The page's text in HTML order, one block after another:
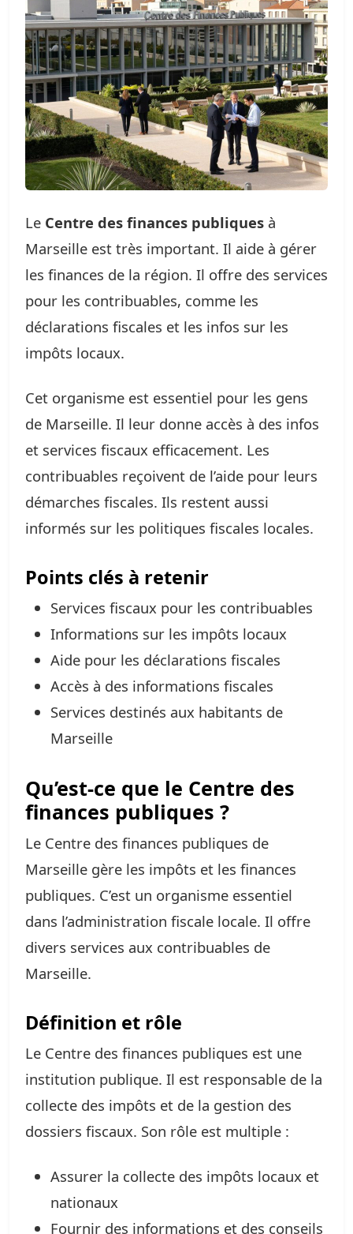
Le Centre des finances publiques à
Marseille est très important. Il aide à gérer
les finances de la région. Il offre des services
pour les contribuables, comme les
déclarations fiscales et les infos sur les
impôts locaux.
Cet organisme est essentiel pour les gens
de Marseille. Il leur donne accès à des infos
et services fiscaux efficacement. Les
contribuables reçoivent de l’aide pour leurs
démarches fiscales. Ils restent aussi
informés sur les politiques fiscales locales.
Points clés à retenir
Services fiscaux pour les contribuables
Informations sur les impôts locaux
Aide pour les déclarations fiscales
Accès à des informations fiscales
Services destinés aux habitants de
Marseille
Qu’est-ce que le Centre des
finances publiques ?
Le Centre des finances publiques de
Marseille gère les impôts et les finances
publiques. C’est un organisme essentiel
dans l’administration fiscale locale. Il offre
divers services aux contribuables de
Marseille.
Définition et rôle
Le Centre des finances publiques est une
institution publique. Il est responsable de la
collecte des impôts et de la gestion des
dossiers fiscaux. Son rôle est multiple :
Assurer la collecte des impôts locaux et
nationaux
Fournir des informations et des conseils